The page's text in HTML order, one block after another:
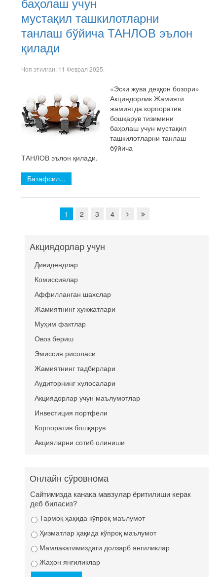
мустақил ташкилотларни
танлаш бўйича ТАНЛОВ эълон
қилади
Чоп этилган: 11 Феврал 2025
«Эски жува деҳқон бозори»
Акциядорлик Жамияти
жамиятда корпоратив
бошқарув тизимини
баҳолаш учун мустақил
ташкилотларни танлаш
бўйича
ТАНЛОВ эълон қилади.
Батафсил...
1 2 3 4
Акциядорлар учун
Дивидендлар
Комиссиялар
Аффилланган шахслар
Жамиятнинг ҳужжатлари
Муҳим фактлар
Овоз бериш
Эмиссия рисоласи
Жамиятнинг тадбирлари
Аудиторнинг хулосалари
Акциядорлар учун маълумотлар
Инвестиция портфели
Корпоратив бошқарув
Акцияларни сотиб олиниши
Онлайн сўровнома
Сайтимизда канака мавзулар ёритилиши керак
деб биласиз?
Тармоқ ҳақида кўпроқ маълумот
Ҳизматлар ҳақида кўпроқ маълумот
Мамлакатимиздаги долзарб янгиликлар
Жаҳон янгиликлар